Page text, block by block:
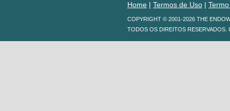
Home | Termos de Uso |
COPYRIGHT © 2001-2026 THE
TODOS OS DIREITOS